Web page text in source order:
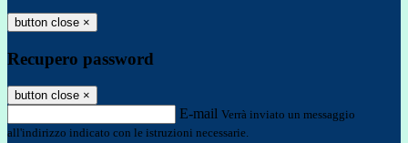
button close ×
Recupero password
button close ×
E-mail Verrà inviato un messaggio
all'indirizzo indicato con le istruzioni necessarie.